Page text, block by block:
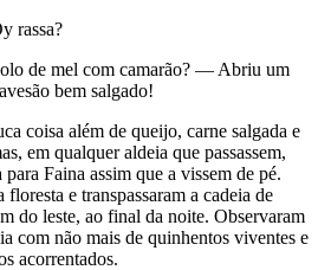
rassa?
de mel com camarão? — Abriu um
bem salgado!
coisa além de queijo, carne salgada e
em qualquer aldeia que passassem,
Faina assim que a vissem de pé.
e transpassaram a cadeia de
do leste, ao final da noite. Observaram
com não mais de quinhentos viventes e
acorrentados.